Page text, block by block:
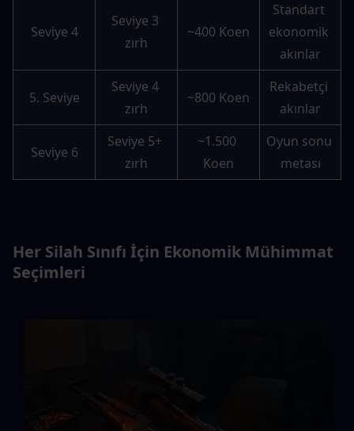
Seviye 4
Seviye 3
zırh
~400 Koen
Standart
ekonomik
akınlar
5. Seviye
Seviye 4
zırh
~800 Koen
Rekabetçi
akınlar
Seviye 6
Seviye 5+
zırh
~1.500
Koen
Oyun sonu
metası
Her Silah Sınıfı İçin Ekonomik Mühimmat
Seçimleri